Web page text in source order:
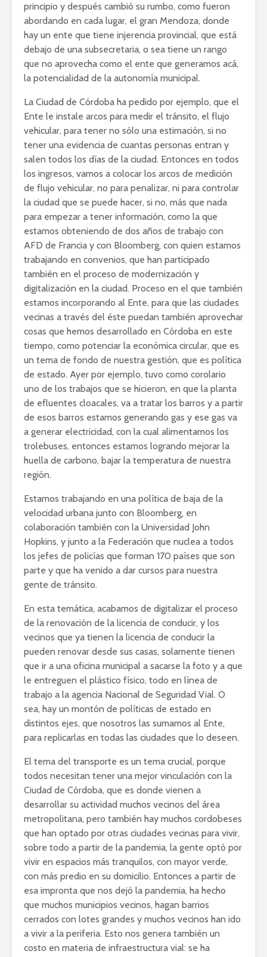
principio y después cambió su rumbo, como fueron
abordando en cada lugar, el gran Mendoza, donde
hay un ente que tiene injerencia provincial, que está
debajo de una subsecretaria, o sea tiene un rango
que no aprovecha como el ente que generamos acá,
la potencialidad de la autonomía municipal.
La Ciudad de Córdoba ha pedido por ejemplo, que el
Ente le instale arcos para medir el tránsito, el flujo
vehicular, para tener no sólo una estimación, si no
tener una evidencia de cuantas personas entran y
salen todos los días de la ciudad. Entonces en todos
los ingresos, vamos a colocar los arcos de medición
de flujo vehicular, no para penalizar, ni para controlar
la ciudad que se puede hacer, si no, más que nada
para empezar a tener información, como la que
estamos obteniendo de dos años de trabajo con
AFD de Francia y con Bloomberg, con quien estamos
trabajando en convenios, que han participado
también en el proceso de modernización y
digitalización en la ciudad. Proceso en el que también
estamos incorporando al Ente, para que las ciudades
vecinas a través del éste puedan también aprovechar
cosas que hemos desarrollado en Córdoba en este
tiempo, como potenciar la económica circular, que es
un tema de fondo de nuestra gestión, que es política
de estado. Ayer por ejemplo, tuvo como corolario
uno de los trabajos que se hicieron, en que la planta
de efluentes cloacales, va a tratar los barros y a partir
de esos barros estamos generando gas y ese gas va
a generar electricidad, con la cual alimentamos los
trolebuses, entonces estamos logrando mejorar la
huella de carbono, bajar la temperatura de nuestra
región.
Estamos trabajando en una política de baja de la
velocidad urbana junto con Bloomberg, en
colaboración también con la Universidad John
Hopkins, y junto a la Federación que nuclea a todos
los jefes de policías que forman 170 países que son
parte y que ha venido a dar cursos para nuestra
gente de tránsito.
En esta temática, acabamos de digitalizar el proceso
de la renovación de la licencia de conducir, y los
vecinos que ya tienen la licencia de conducir la
pueden renovar desde sus casas, solamente tienen
que ir a una oficina municipal a sacarse la foto y a que
le entreguen el plástico físico, todo en línea de
trabajo a la agencia Nacional de Seguridad Vial. O
sea, hay un montón de políticas de estado en
distintos ejes, que nosotros las sumamos al Ente,
para replicarlas en todas las ciudades que lo deseen.
El tema del transporte es un tema crucial, porque
todos necesitan tener una mejor vinculación con la
Ciudad de Córdoba, que es donde vienen a
desarrollar su actividad muchos vecinos del área
metropolitana, pero también hay muchos cordobeses
que han optado por otras ciudades vecinas para vivir,
sobre todo a partir de la pandemia, la gente optó por
vivir en espacios más tranquilos, con mayor verde,
con más predio en su domicilio. Entonces a partir de
esa impronta que nos dejó la pandemia, ha hecho
que muchos municipios vecinos, hagan barrios
cerrados con lotes grandes y muchos vecinos han ido
a vivir a la periferia. Esto nos genera también un
costo en materia de infraestructura vial: se ha